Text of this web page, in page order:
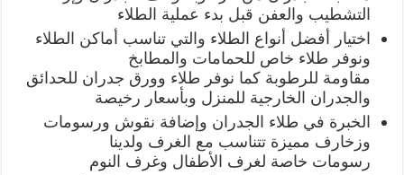
التشطيب والعفن قبل بدء عملية الطلاء
اختيار أفضل أنواع الطلاء والتي تناسب أماكن الطلاء
ونوفر طلاء خاص للحمامات والمطابخ
مقاومة للرطوبة كما نوفر طلاء وورق جدران للحدائق
والجدران الخارجية للمنزل وبأسعار رخيصة
الخبرة في طلاء الجدران وإضافة نقوش ورسومات
وزخارف مميزة تتناسب مع الغرف ولدينا
رسومات خاصة لغرف الأطفال وغرف النوم